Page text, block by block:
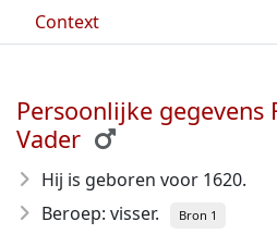
Context
Persoonlijke gegevens
Vader
Hij is geboren voor 1620.
Beroep: visser.
Bron 1